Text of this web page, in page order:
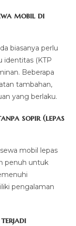
mobil di
biasanya perlu
identitas (KTP
Beberapa
tambahan,
yang berlaku.
sopir (lepas
mobil lepas
penuh untuk
pengalaman
terjadi